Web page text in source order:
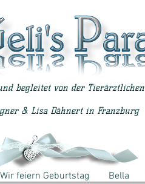
begleitet von der Tierärztlichen
& Lisa Dähnert in Franzburg
Wir feiern Geburtstag Bella